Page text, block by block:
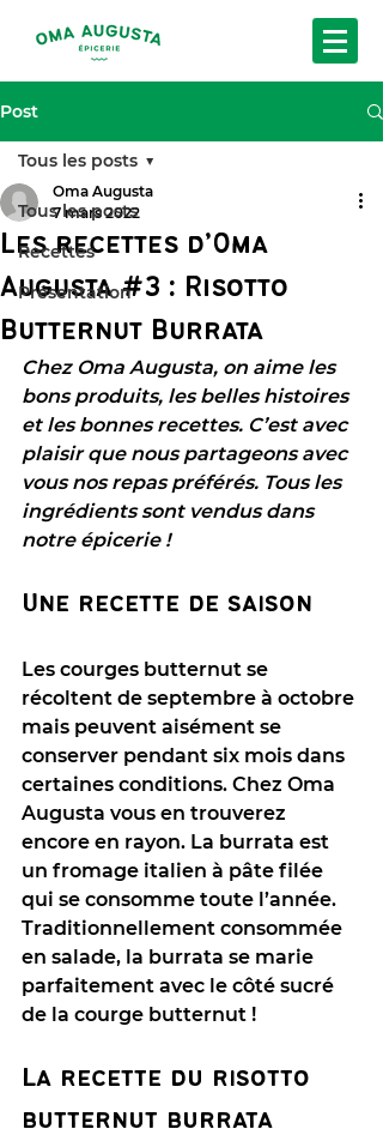
Post
Tous les posts
Recettes
Présentation
Tous les posts
Les recettes d’Oma
Augusta #3 : Risotto
Butternut Burrata
Oma Augusta
7 mars 2022
Chez Oma Augusta, on aime les
bons produits, les belles histoires
et les bonnes recettes. C’est avec
plaisir que nous partageons avec
vous nos repas préférés. Tous les
ingrédients sont vendus dans
notre épicerie !
Une recette de saison
Les courges butternut se
récoltent de septembre à octobre
mais peuvent aisément se
conserver pendant six mois dans
certaines conditions. Chez Oma
Augusta vous en trouverez
encore en rayon. La burrata est
un fromage italien à pâte filée
qui se consomme toute l’année.
Traditionnellement consommée
en salade, la burrata se marie
parfaitement avec le côté sucré
de la courge butternut !
La recette du risotto
butternut burrata